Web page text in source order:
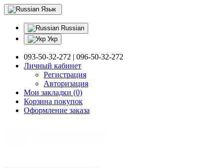
Язык
Russian
Укр
093-50-32-272 | 096-50-32-272
Личный кабинет
Регистрация
Авторизация
Мои закладки (0)
Корзина покупок
Оформление заказа